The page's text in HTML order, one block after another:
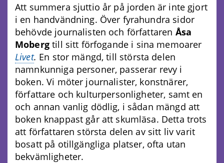
Att summera sjuttio år på jorden är inte gjort
i en handvändning. Över fyrahundra sidor
behövde journalisten och författaren Åsa
Mobergtill sitt förfogande i sina memoarer
Livet. En stor mängd, till största delen
namnkunniga personer, passerar revy i
boken. Vi möter journalister, konstnärer,
författare och kulturpersonligheter, samt en
och annan vanlig dödlig, i sådan mängd att
boken knappast går att skumläsa. Detta trots
att författaren största delen av sitt liv varit
bosatt på otillgängliga platser, ofta utan
bekvämligheter.